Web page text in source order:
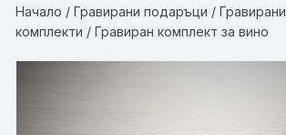
Начало / Гравирани подаръци / Гравирани
комплекти / Гравиран комплект за вино